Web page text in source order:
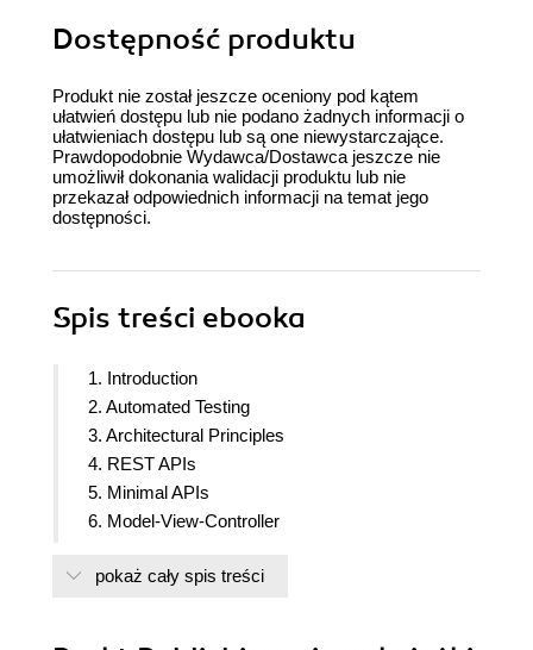
Dostępność produktu
Produkt nie został jeszcze oceniony pod kątem
ułatwień dostępu lub nie podano żadnych informacji o
ułatwieniach dostępu lub są one niewystarczające.
Prawdopodobnie Wydawca/Dostawca jeszcze nie
umożliwił dokonania walidacji produktu lub nie
przekazał odpowiednich informacji na temat jego
dostępności.
Spis treści ebooka
1. Introduction
2. Automated Testing
3. Architectural Principles
4. REST APIs
5. Minimal APIs
6. Model-View-Controller
Design Patterns
pokaż cały spis treści